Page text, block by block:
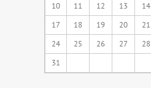
10
11 12 13 14
17
18 19 20 21
24
25 26 27 28
31